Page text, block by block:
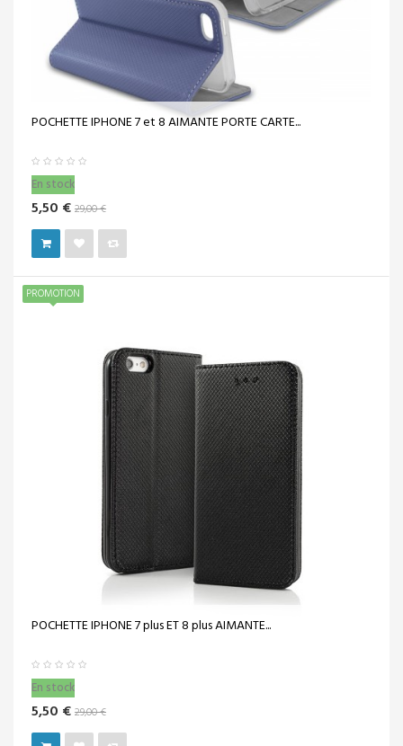
POCHETTE IPHONE 7 et 8 AIMANTE PORTE CARTE...
En stock
5,50 € 29,00 €
PROMOTION
POCHETTE IPHONE 7 plus ET 8 plus AIMANTE...
En stock
5,50 € 29,00 €